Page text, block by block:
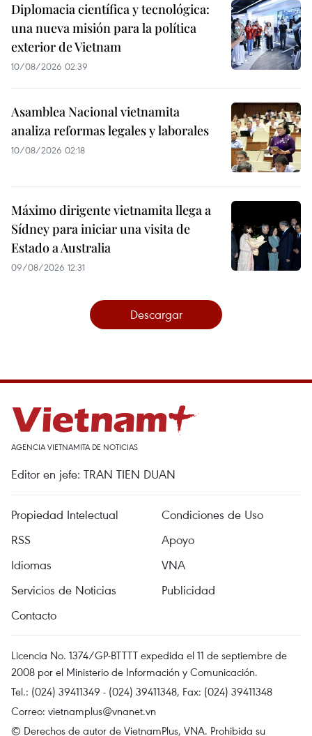
Diplomacia científica y tecnológica:
una nueva misión para la política
exterior de Vietnam
10/08/2026 02:39
Asamblea Nacional vietnamita
analiza reformas legales y laborales
10/08/2026 02:18
Máximo dirigente vietnamita llega a
Sídney para iniciar una visita de
Estado a Australia
09/08/2026 12:31
Descargar
AGENCIA VIETNAMITA DE NOTICIAS
Editor en jefe: TRAN TIEN DUAN
Propiedad Intelectual
Condiciones de Uso
RSS
Apoyo
Idiomas
VNA
Servicios de Noticias
Publicidad
Contacto
Licencia No. 1374/GP-BTTTT expedida el 11 de septiembre de
2008 por el Ministerio de Información y Comunicación.
Tel.: (024) 39411349 - (024) 39411348, Fax: (024) 39411348
Correo: vietnamplus@vnanet.vn
© Derechos de autor de VietnamPlus, VNA. Prohibida su